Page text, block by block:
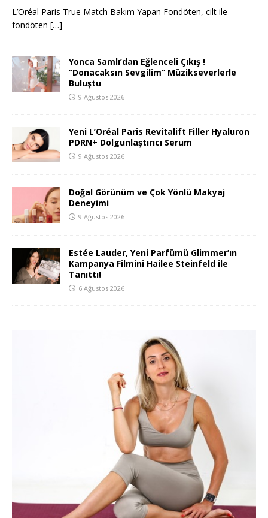
L’Oréal Paris True Match Bakım Yapan Fondöten, cilt ile
fondöten […]
Yonca Samlı’dan Eğlenceli Çıkış !
“Donacaksın Sevgilim” Müzikseverlerle
Buluştu
9 Ağustos 2026
Yeni L’Oréal Paris Revitalift Filler Hyaluron
PDRN+ Dolgunlaştırıcı Serum
9 Ağustos 2026
Doğal Görünüm ve Çok Yönlü Makyaj
Deneyimi
9 Ağustos 2026
Estée Lauder, Yeni Parfümü Glimmer’ın
Kampanya Filmini Hailee Steinfeld ile
Tanıttı!
6 Ağustos 2026